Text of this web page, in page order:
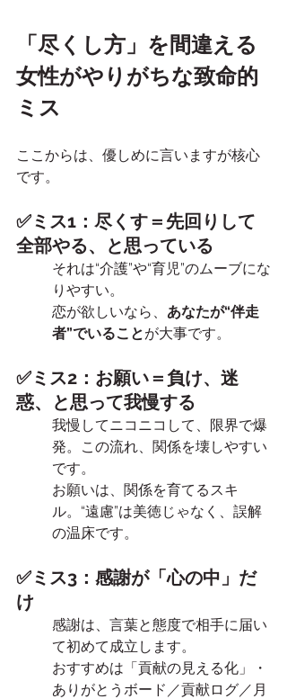
「尽くし方」を間違える
女性がやりがちな致命的
ミス
ここからは、優しめに言いますが核心
です。
✅ミス1：尽くす＝先回りして
全部やる、と思っている
それは“介護”や“育児”のムーブにな
りやすい。
恋が欲しいなら、 あなたが“伴走
者”でいることが大事です。
✅ミス2：お願い＝負け、迷
惑、と思って我慢する
我慢してニコニコして、限界で爆
発。この流れ、関係を壊しやすい
です。
お願いは、関係を育てるスキ
ル。“遠慮”は美徳じゃなく、誤解
の温床です。
✅ミス3：感謝が「心の中」だ
け
感謝は、言葉と態度で相手に届い
て初めて成立します。
おすすめは「貢献の見える化」・
ありがとうボード／貢献ログ／月